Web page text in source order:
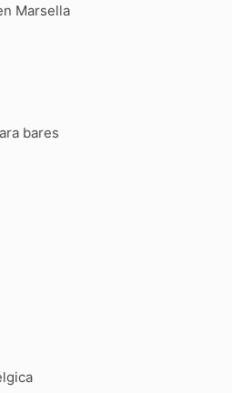
Marsella
bares